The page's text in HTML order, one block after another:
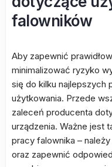
falowników
Aby zapewnić
minimalizować ryzyko
się do kilku najlepszych
użytkowania. Przede
zaleceń producenta
urządzenia. Ważne jest
pracy falownika –
oraz zapewnić